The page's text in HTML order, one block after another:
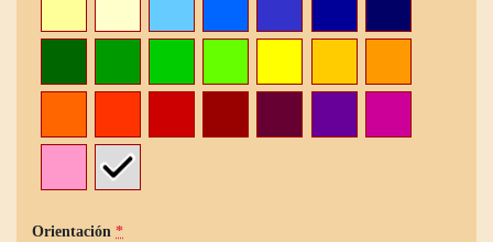
Orientación *